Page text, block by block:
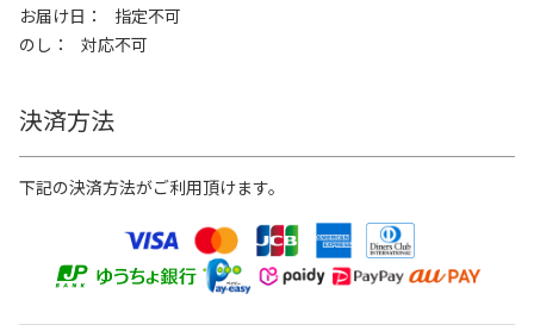
お届け日
指定不可
のし
対応不可
決済方法
下記の決済方法がご利用頂けます。